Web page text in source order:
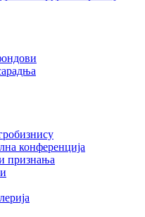
конференција
признања